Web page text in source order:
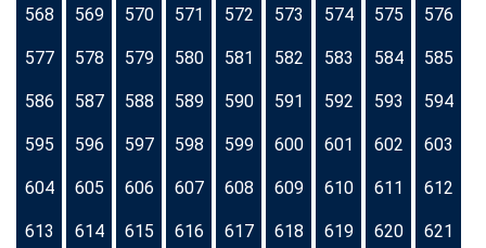
568 569 570 571 572 573 574 575 576
577 578 579 580 581 582 583 584 585
586 587 588 589 590 591 592 593 594
595 596 597 598 599 600 601 602 603
604 605 606 607 608 609 610 611 612
613 614 615 616 617 618 619 620 621